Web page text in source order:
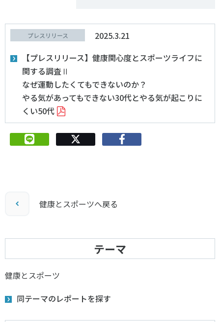
プレスリリース
2025.3.21
【プレスリリース】健康関心度とスポーツライフに
関する調査Ⅱ
なぜ運動したくてもできないのか？
やる気があってもできない30代とやる気が起こりに
くい50代
健康とスポーツへ戻る
テーマ
健康とスポーツ
同テーマのレポートを探す